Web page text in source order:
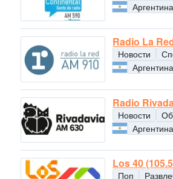
Аргентина
Radio La
Новости
Аргентина
Radio
Новости
Аргентина
Los 40
Поп